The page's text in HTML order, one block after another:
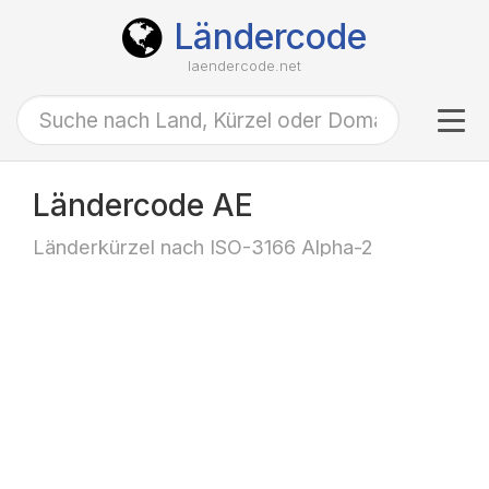
Ländercode
laendercode.net
Ländercode AE
Länderkürzel nach ISO-3166 Alpha-2